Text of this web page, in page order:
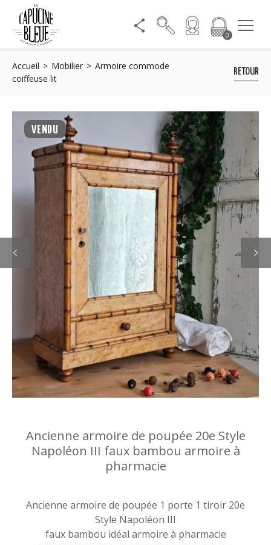
0
RETOUR
Accueil Mobilier
Armoire commode
coiffeuse lit
VENDU
Ancienne armoire de poupée 20e Style
Napoléon III faux bambou armoire à
pharmacie
Ancienne armoire de poupée 1 porte 1 tiroir 20e
Style Napoléon III
faux bambou idéal armoire à pharmacie